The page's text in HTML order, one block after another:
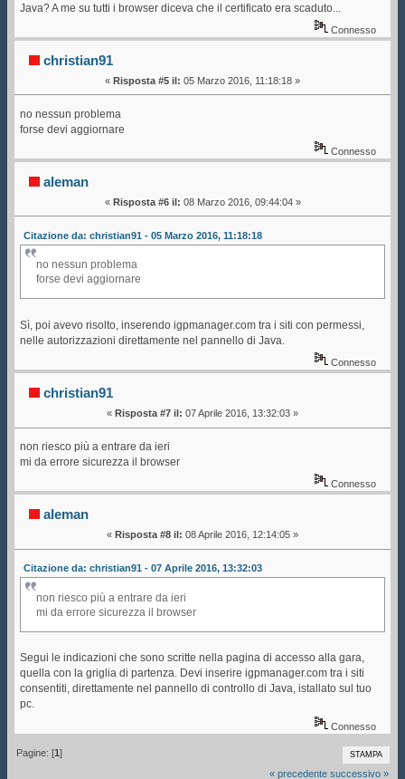
Java? A me su tutti i browser diceva che il certificato era scaduto...
Connesso
christian91
« Risposta #5 il: 05 Marzo 2016, 11:18:18 »
no nessun problema
forse devi aggiornare
Connesso
aleman
« Risposta #6 il: 08 Marzo 2016, 09:44:04 »
Citazione da: christian91 - 05 Marzo 2016, 11:18:18
no nessun problema
forse devi aggiornare
Sì, poi avevo risolto, inserendo igpmanager.com tra i siti con permessi,
nelle autorizzazioni direttamente nel pannello di Java.
Connesso
christian91
« Risposta #7 il: 07 Aprile 2016, 13:32:03 »
non riesco più a entrare da ieri
mi da errore sicurezza il browser
Connesso
aleman
« Risposta #8 il: 08 Aprile 2016, 12:14:05 »
Citazione da: christian91 - 07 Aprile 2016, 13:32:03
non riesco più a entrare da ieri
mi da errore sicurezza il browser
Segui le indicazioni che sono scritte nella pagina di accesso alla gara,
quella con la griglia di partenza. Devi inserire igpmanager.com tra i siti
consentiti, direttamente nel pannello di controllo di Java, istallato sul tuo
pc.
Connesso
STAMPA
Pagine: [1]
« precedente successivo »